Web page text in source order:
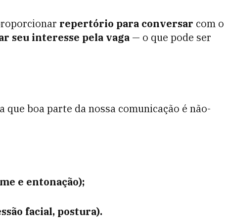
repertório para conversar com o
seu interesse pela vaga — o que pode ser
boa parte da nossa comunicação é não-
e entonação);
facial, postura).